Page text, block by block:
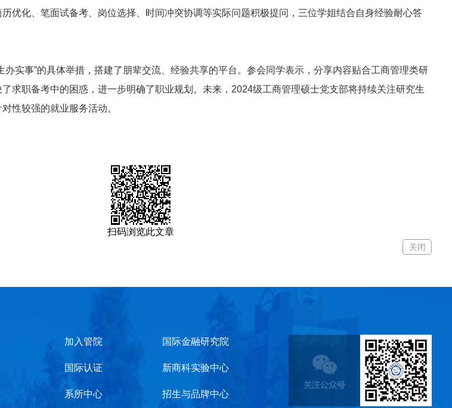
优化、笔面试备考、岗位选择、时间冲突协调等实际问题积极提问，三位学姐结合自身经验耐心答
办实事”的具体举措，搭建了朋辈交流、经验共享的平台。参会同学表示，分享内容贴合工商管理类研
求职备考中的困惑，进一步明确了职业规划。未来，2024级工商管理硕士党支部将持续关注研究生
性较强的就业服务活动。
扫码浏览此文章
关闭
国际金融研究院
新商科实验中心
招生与品牌中心
加入管院
国际认证
系所中心